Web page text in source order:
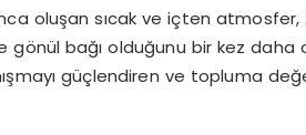
oluşan sıcak ve içten atmosfer,
gönül bağı olduğunu bir kez
güçlendiren ve topluma